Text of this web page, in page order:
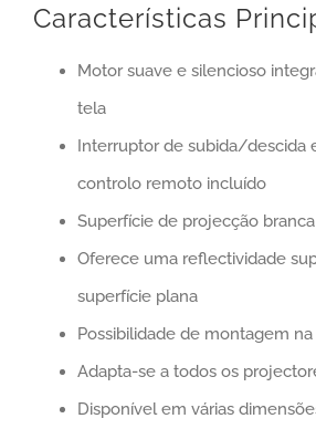
Características
Motor suave e silencioso
tela
Interruptor de subida/descida
controlo remoto incluído
Superfície de projecção
Oferece uma reflectividade
superfície plana
Possibilidade de montagem
Adapta-se a todos os
Disponível em várias